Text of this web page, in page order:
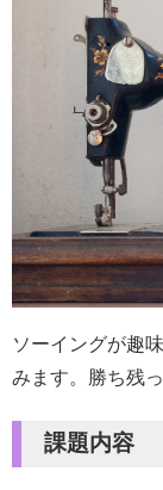
ソーイングが趣
みます。勝ち残
課題内容